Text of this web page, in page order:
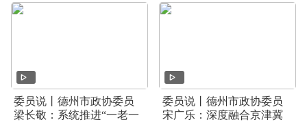
委员说丨德州市政协委员
梁长敬：系统推进“一老一
委员说丨德州市政协委员
宋广乐：深度融合京津冀